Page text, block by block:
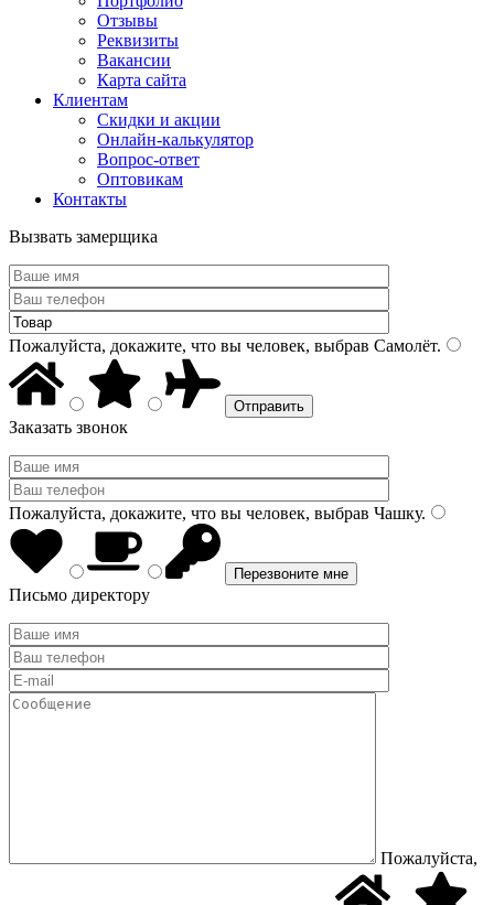
Отзывы
Реквизиты
Вакансии
Карта сайта
Клиентам
Скидки и акции
Онлайн-калькулятор
Вопрос-ответ
Оптовикам
Контакты
Вызвать замерщика
Пожалуйста, докажите, что вы человек, выбрав Самолёт.
Заказать звонок
Пожалуйста, докажите, что вы человек, выбрав Чашку.
Письмо директору
Пожалуйста,